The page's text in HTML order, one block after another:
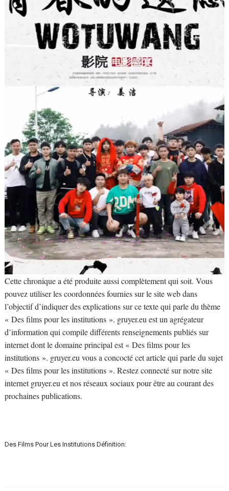
Cette chronique a été produite aussi complètement qui soit. Vous
pouvez utiliser les coordonnées fournies sur le site web dans
l’objectif d’indiquer des explications sur ce texte qui parle du thème
« Des films pour les institutions ». gruyer.eu est un agrégateur
d’information qui compile différents renseignements publiés sur
internet dont le domaine principal est « Des films pour les
institutions ». gruyer.eu vous a concocté cet article qui parle du sujet
« Des films pour les institutions ». Restez connecté sur notre site
internet gruyer.eu et nos réseaux sociaux pour être au courant des
prochaines publications.
Des Films Pour Les Institutions Définition: